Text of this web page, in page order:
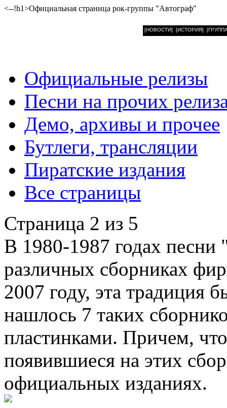
<--!h1>Официальная страница рок-группы "Автограф"
[НОВОСТИ] [ИСТОРИЯ]
Официальные релизы
Песни на прочих
Демо, архивы и прочее
Бутлеги, трансляции
Пиратские издания
Все страницы
Страница 2 из 5
В 1980-1987 годах песни
различных сборниках
2007 году, эта традиция
нашлось 7 таких
пластинками. Причем,
появившиеся на этих
официальных изданиях.